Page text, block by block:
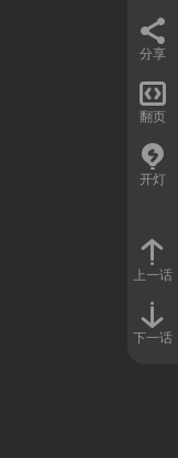
分享

翻页
开灯
上一话
下一话